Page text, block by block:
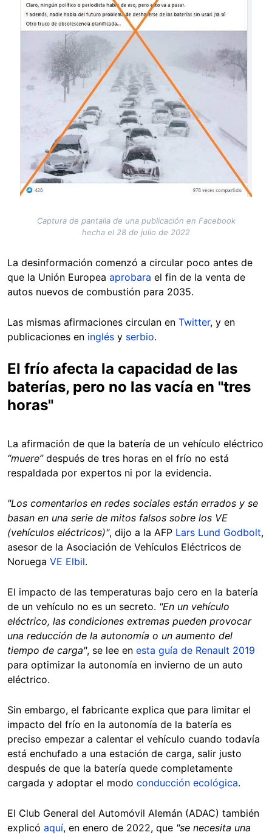
Captura de pantalla de una publicación en Facebook
hecha el 28 de julio de 2022
La desinformación comenzó a circular poco antes de
que la Unión Europea aprobara el fin de la venta de
autos nuevos de combustión para 2035.
Las mismas afirmaciones circulan en Twitter, y en
publicaciones en inglés y serbio.
El frío afecta la capacidad de las
baterías, pero no las vacía en "tres
horas"
La afirmación de que la batería de un vehículo eléctrico
“muere”después de tres horas en el frío no está
respaldada por expertos ni por la evidencia.
"Los comentarios en redes sociales están errados y se
basan en una serie de mitos falsos sobre los VE
(vehículos eléctricos)", dijo a la AFP Lars Lund Godbolt,
asesor de la Asociación de Vehículos Eléctricos de
Noruega VE Elbil.
El impacto de las temperaturas bajo cero en la batería
de un vehículo no es un secreto. "En un vehículo
eléctrico, las condiciones extremas pueden provocar
una reducción de la autonomía o un aumento del
tiempo de carga", se lee en esta guía de Renault 2019
para optimizar la autonomía en invierno de un auto
eléctrico.
Sin embargo, el fabricante explica que para limitar el
impacto del frío en la autonomía de la batería es
preciso empezar a calentar el vehículo cuando todavía
está enchufado a una estación de carga, salir justo
después de que la batería quede completamente
cargada y adoptar el modo conducción ecológica.
El Club General del Automóvil Alemán (ADAC) también
explicó aquí, en enero de 2022, que "se necesita una